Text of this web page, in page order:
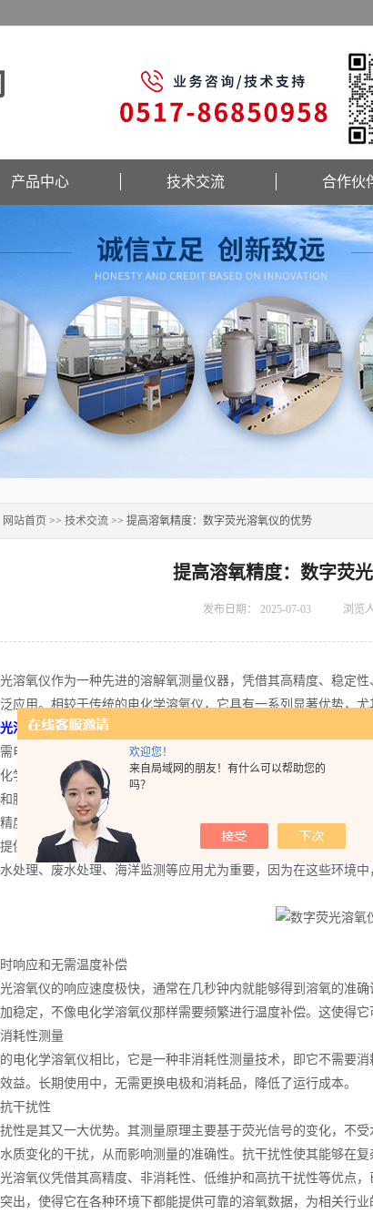
欢迎您！
来自局域网的朋友！有什么可以帮助您的
吗？
产品中心 技术交流 合作伙
网站首页 >> 技术交流 >> 提高溶氧精度：数字荧光溶氧仪的优势
提高溶氧精度：数字荧
发布日期： 2025-07-03 浏览
氧仪作为一种先进的溶解氧测量仪器，凭借其高精度、稳定性
应用。相较于传统的电化学溶氧仪，它具有一系列显著优势，尤
溶氧仪在提高溶氧精度方面的优势，主要体现在以下几个方面：
解液和膜的维护
溶氧仪需要定期更换电解液、清洗电极膜，并且其测量过程容
膜的维护，极大地减少了维护成本和操作复杂度。此外，荧光
和广泛的应用范围
比传统方法更高的精度。它能够以更小的误差测量出水体中的
处理、废水处理、海洋监测等应用尤为重要，因为在这些环境
应和无需温度补偿
氧仪的响应速度极快，通常在几秒钟内就能够得到溶氧的准确
加稳定，不像电化学溶氧仪那样需要频繁进行温度补偿。这使得
耗性测量
化学溶氧仪相比，它是一种非消耗性测量技术，即它不需要消
益。长期使用中，无需更换电极和消耗品，降低了运行成本。
干扰性
是其又一大优势。其测量原理主要基于荧光信号的变化，不受
质变化的干扰，从而影响测量的准确性。抗干扰性使其能够在复
氧仪凭借其高精度、非消耗性、低维护和高抗干扰性等优点，
出，使得它在各种环境下都能提供可靠的溶氧数据，为相关行